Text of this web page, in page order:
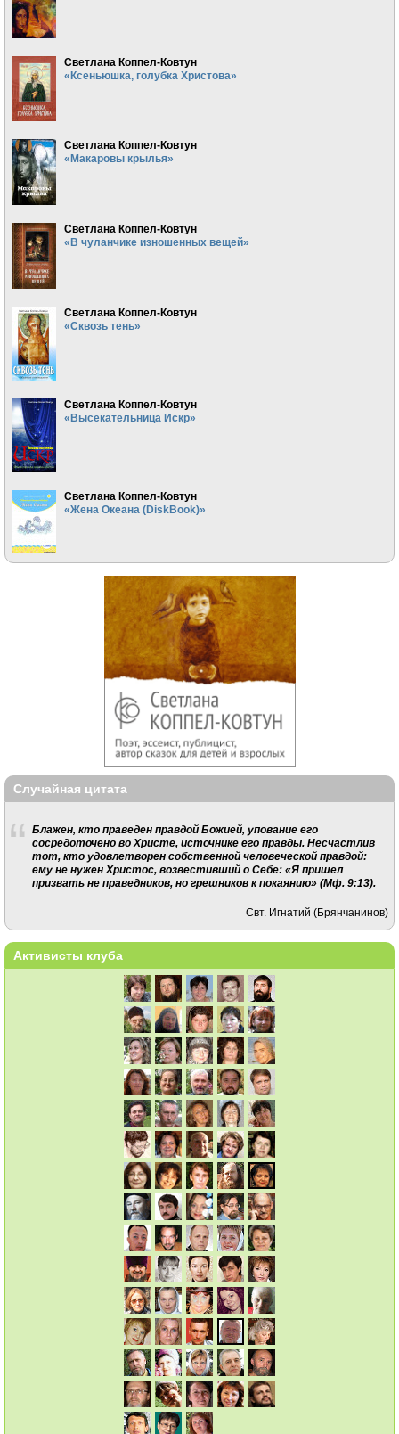
Светлана Коппел-Ковтун
«Ксеньюшка, голубка Христова»
Светлана Коппел-Ковтун
«Макаровы крылья»
Светлана Коппел-Ковтун
«В чуланчике изношенных вещей»
Светлана Коппел-Ковтун
«Сквозь тень»
Светлана Коппел-Ковтун
«Высекательница Искр»
Светлана Коппел-Ковтун
«Жена Океана (DiskBook)»
Случайная цитата
Блажен, кто праведен правдой Божией, упование его
сосредоточено во Христе, источнике его правды. Несчастлив
тот, кто удовлетворен собственной человеческой правдой:
ему не нужен Христос, возвестивший о Себе: «Я пришел
призвать не праведников, но грешников к покаянию» (Мф. 9:13).
Свт. Игнатий (Брянчанинов)
Активисты клуба